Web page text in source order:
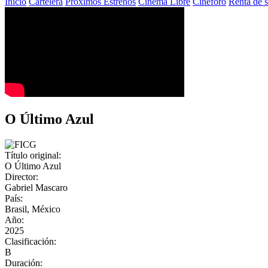
O Último Azul
Título original:
O Último Azul
Director:
Gabriel Mascaro
País:
Brasil, México
Año:
2025
Clasificación:
B
Duración: